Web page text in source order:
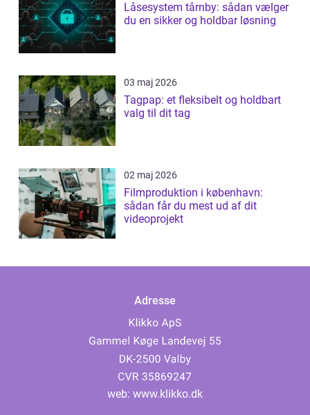
Låsesystem tårnby: sådan vælger
du en sikker og holdbar løsning
03 maj 2026
Tagpap: et fleksibelt og holdbart
valg til dit tag
02 maj 2026
Filmproduktion i københavn:
sådan får du mest ud af dit
videoprojekt
Adresse
web: www.klikko.dk